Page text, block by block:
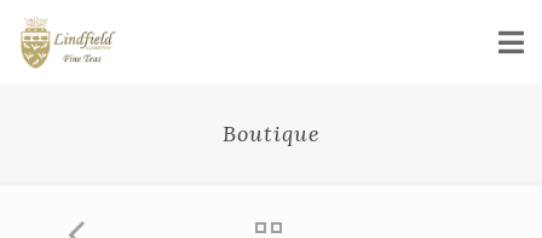
Boutique